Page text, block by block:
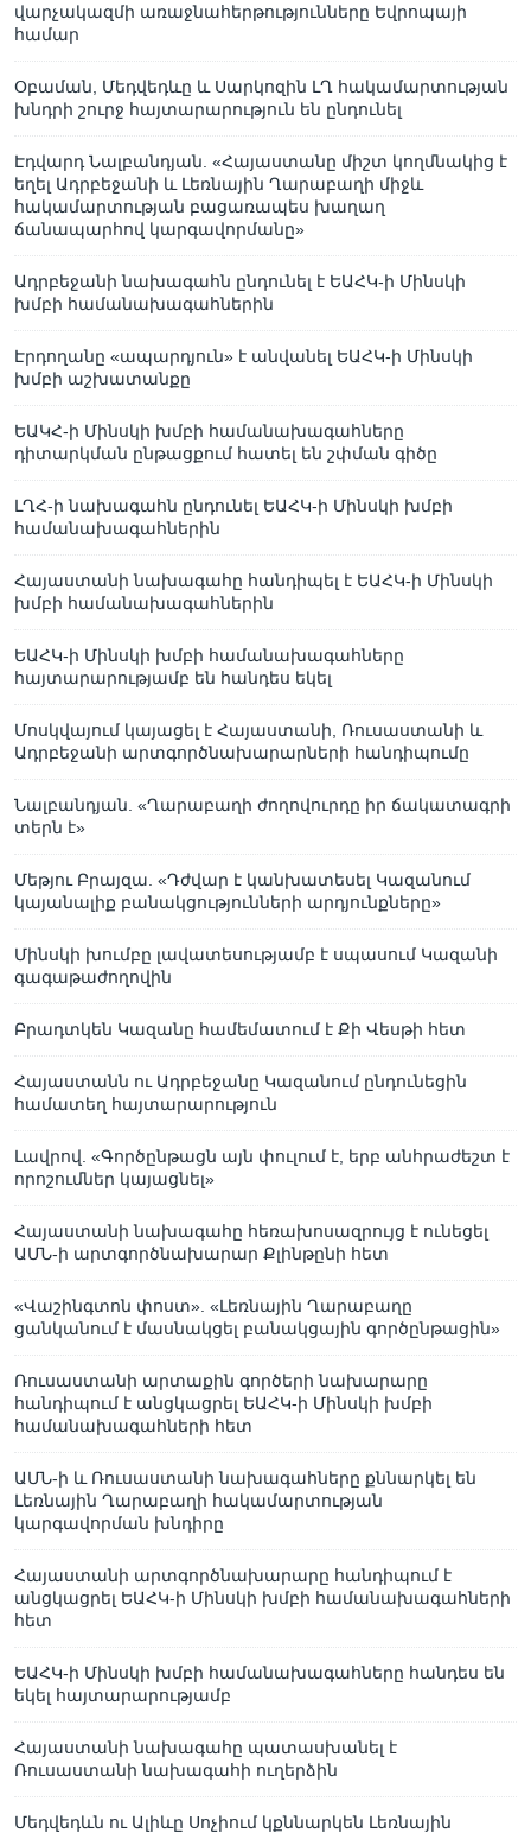
վարչակազմի առաջնահերթությունները Եվրոպայի
համար
Օբաման, Մեդվեդևը և Սարկոզին ԼՂ հակամարտության
խնդրի շուրջ հայտարարություն են ընդունել
Էդվարդ Նալբանդյան. «Հայաստանը միշտ կողմնակից է
եղել Ադրբեջանի և Լեռնային Ղարաբաղի միջև
հակամարտության բացառապես խաղաղ
ճանապարհով կարգավորմանը»
Ադրբեջանի նախագահն ընդունել է ԵԱՀԿ-ի Մինսկի
խմբի համանախագահներին
Էրդողանը «ապարդյուն» է անվանել ԵԱՀԿ-ի Մինսկի
խմբի աշխատանքը
ԵԱԿՀ-ի Մինսկի խմբի համանախագահները
դիտարկման ընթացքում հատել են շփման գիծը
ԼՂՀ-ի նախագահն ընդունել ԵԱՀԿ-ի Մինսկի խմբի
համանախագահներին
Հայաստանի նախագահը հանդիպել է ԵԱՀԿ-ի Մինսկի
խմբի համանախագահներին
ԵԱՀԿ-ի Մինսկի խմբի համանախագահները
հայտարարությամբ են հանդես եկել
Մոսկվայում կայացել է Հայաստանի, Ռուսաստանի և
Ադրբեջանի արտգործնախարարների հանդիպումը
Նալբանդյան. «Ղարաբաղի ժողովուրդը իր ճակատագրի
տերն է»
Մեթյու Բրայզա. «Դժվար է կանխատեսել Կազանում
կայանալիք բանակցությունների արդյունքները»
Մինսկի խումբը լավատեսությամբ է սպասում Կազանի
գագաթաժողովին
Բրադտկեն Կազանը համեմատում է Քի Վեսթի հետ
Հայաստանն ու Ադրբեջանը Կազանում ընդունեցին
համատեղ հայտարարություն
Լավրով. «Գործընթացն այն փուլում է, երբ անհրաժեշտ է
որոշումներ կայացնել»
Հայաստանի նախագահը հեռախոսազրույց է ունեցել
ԱՄՆ-ի արտգործնախարար Քլինթընի հետ
«Վաշինգտոն փոստ». «Լեռնային Ղարաբաղը
ցանկանում է մասնակցել բանակցային գործընթացին»
Ռուսաստանի արտաքին գործերի նախարարը
հանդիպում է անցկացրել ԵԱՀԿ-ի Մինսկի խմբի
համանախագահների հետ
ԱՄՆ-ի և Ռուսաստանի նախագահները քննարկել են
Լեռնային Ղարաբաղի հակամարտության
կարգավորման խնդիրը
Հայաստանի արտգործնախարարը հանդիպում է
անցկացրել ԵԱՀԿ-ի Մինսկի խմբի համանախագահների
հետ
ԵԱՀԿ-ի Մինսկի խմբի համանախագահները հանդես են
եկել հայտարարությամբ
Հայաստանի նախագահը պատասխանել է
Ռուսաստանի նախագահի ուղերձին
Մեդվեդևն ու Ալիևը Սոչիում կքննարկեն Լեռնային